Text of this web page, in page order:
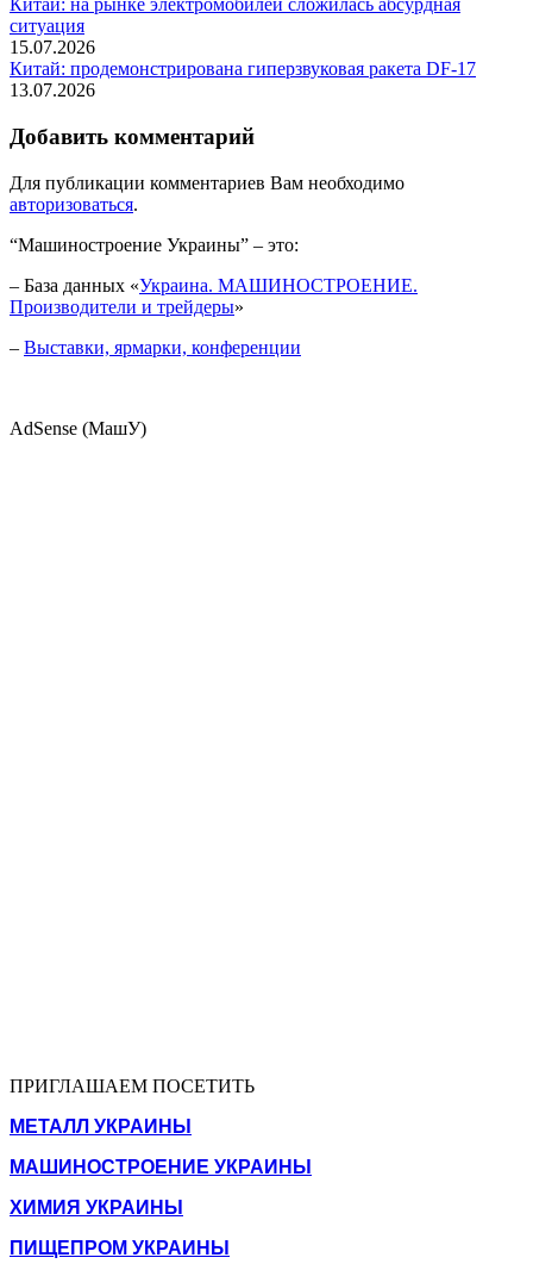
Китай: на рынке электромобилей сложилась абсурдная
ситуация
15.07.2026
Китай: продемонстрирована гиперзвуковая ракета DF-17
13.07.2026
Добавить комментарий
Для публикации комментариев Вам необходимо
авторизоваться.
“Машиностроение Украины” – это:
– База данных «Украина. МАШИНОСТРОЕНИЕ.
Производители и трейдеры»
– Выставки, ярмарки, конференции
AdSense (МашУ)
ПРИГЛАШАЕМ ПОСЕТИТЬ
МЕТАЛЛ УКРАИНЫ
МАШИНОСТРОЕНИЕ УКРАИНЫ
ХИМИЯ УКРАИНЫ
ПИЩЕПРОМ УКРАИНЫ